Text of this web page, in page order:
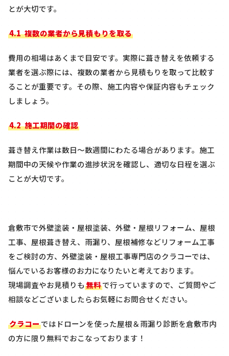
とが大切です。
4.1複数の業者から見積もりを取る
費用の相場はあくまで目安です。実際に葺き替えを依頼する
業者を選ぶ際には、複数の業者から見積もりを取って比較す
ることが重要です。その際、施工内容や保証内容もチェック
しましょう。
4.2施工期間の確認
葺き替え作業は数日〜数週間にわたる場合があります。施工
期間中の天候や作業の進捗状況を確認し、適切な日程を選ぶ
ことが大切です。
倉敷市で外壁塗装・屋根塗装、外壁・屋根リフォーム、屋根
工事、屋根葺き替え、雨漏り、屋根補修などリフォーム工事
をご検討の方、外壁塗装・屋根工事専門店のクラコーでは、
悩んでいるお客様のお力になりたいと考えております。
現場調査やお見積りも無料で行っていますので、ご質問やご
相談などございましたらお気軽にお問合せください。
クラコーではドローンを使った屋根＆雨漏り診断を倉敷市内
の方に限り無料でおこなっております！